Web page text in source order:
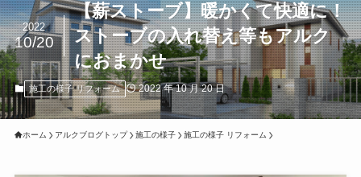
【薪ストーブ】暖かくて快適に！
ストーブの入れ替え等もアルク
におまかせ
2022
10/20
施工の様子 リフォーム 2022 年 10 月 20 日
ホーム アルクブログトップ 施工の様子 施工の様子 リフォーム